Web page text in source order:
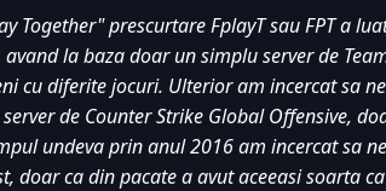
Together" prescurtare FplayT sau FPT a
la baza doar un simplu server de
cu diferite jocuri. Ulterior am incercat sa ne
de Counter Strike Global Offensive,
undeva prin anul 2016 am incercat sa ne
doar ca din pacate a avut aceeasi soarta